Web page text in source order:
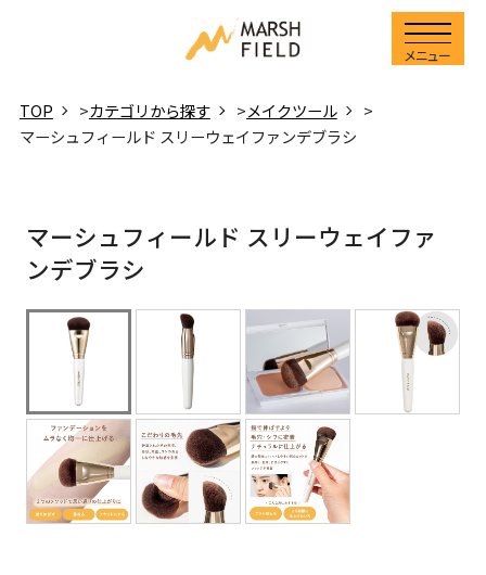
メニュー
TOP >カテゴリから探す >メイクツール
>
マーシュフィールド スリーウェイファンデブラシ
マーシュフィールド スリーウェイファ
ンデブラシ